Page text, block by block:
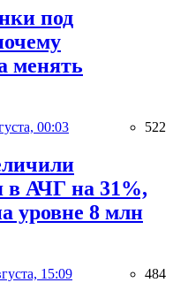
под
менять
00:03 522
в АЧГ на 31%,
уровне 8 млн
15:09 484